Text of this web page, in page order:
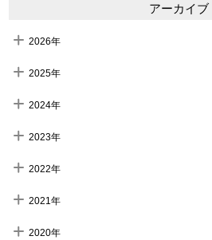
アーカイブ
2026年
2025年
2024年
2023年
2022年
2021年
2020年